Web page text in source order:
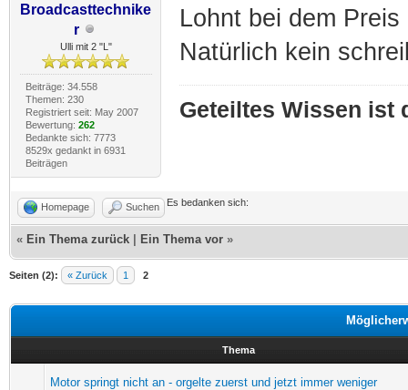
Broadcasttechnike
r
Ulli mit 2 "L"
Beiträge: 34.558
Themen: 230
Registriert seit: May 2007
Bewertung: 262
Bedankte sich: 7773
8529x gedankt in 6931
Beiträgen
Lohnt bei dem Preis
Natürlich kein
Geteiltes Wissen ist
Homepage Suchen Es bedanken sich:
« Ein Thema zurück Ein Thema vor »
Seiten (2): « Zurück 1 2
Thema
Motor springt nicht an - orgelte zuerst und jetzt immer weniger